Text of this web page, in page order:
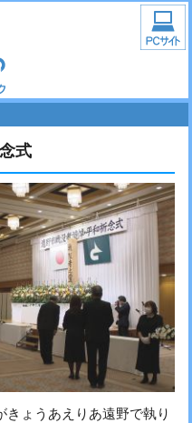
式
ょうあえりあ遠野で執り